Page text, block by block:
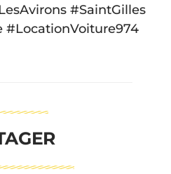
#SaintGilles
#LocationVoiture974